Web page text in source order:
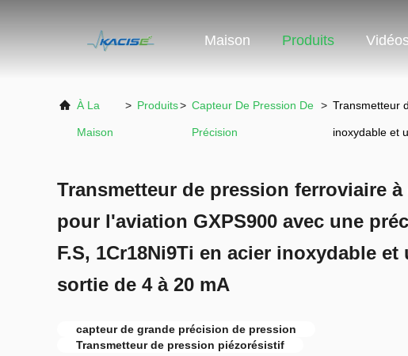
Maison Produits
À La
Maison
> Produits> Capteur De Pression De
Précision
> Transmetteur
inoxydable et
Transmetteur de pression ferroviaire
pour l'aviation GXPS900 avec une
F.S, 1Cr18Ni9Ti en acier inoxydable
sortie de 4 à 20 mA
capteur de grande précision de pression
Transmetteur de pression piézorésistif